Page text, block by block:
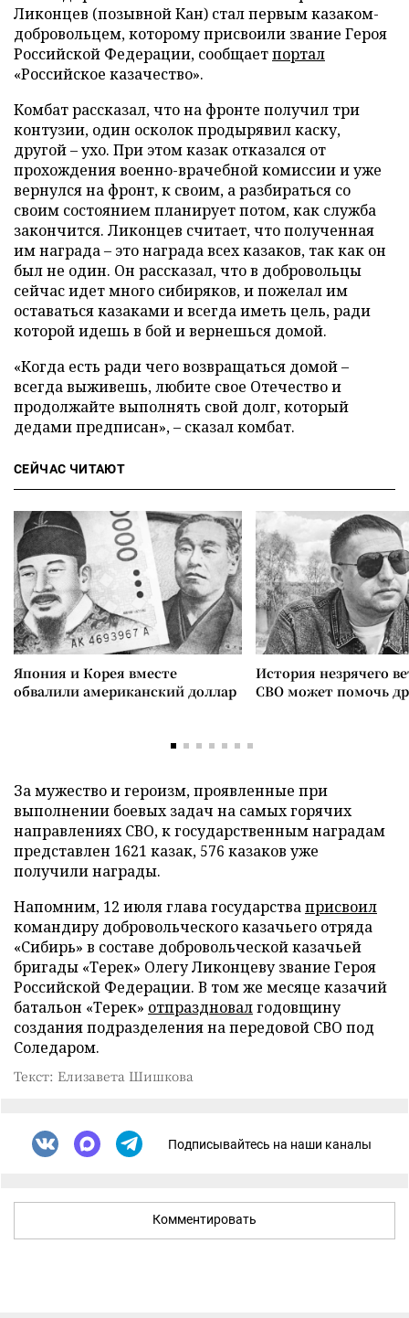
Ликонцев (позывной Кан) стал первым казаком-
добровольцем, которому присвоили звание Героя
Российской Федерации, сообщаетпортал
«Российское казачество».
Комбат рассказал, что на фронте получил три
контузии, один осколок продырявил каску,
другой – ухо. При этом казак отказался от
прохождения военно-врачебной комиссии и уже
вернулся на фронт, к своим, а разбираться со
своим состоянием планирует потом, как служба
закончится. Ликонцев считает, что полученная
им награда – это награда всех казаков, так как он
был не один. Он рассказал, что в добровольцы
сейчас идет много сибиряков, и пожелал им
оставаться казаками и всегда иметь цель, ради
которой идешь в бой и вернешься домой.
«Когда есть ради чего возвращаться домой –
всегда выживешь, любите свое Отечество и
продолжайте выполнять свой долг, который
дедами предписан», – сказал комбат.
СЕЙЧАС ЧИТАЮТ
Япония и Корея вместе
обвалили американский доллар
История незрячего
СВО может помочь
За мужество и героизм, проявленные при
выполнении боевых задач на самых горячих
направлениях СВО, к государственным наградам
представлен 1621 казак, 576 казаков уже
получили награды.
Напомним, 12 июля глава государстваприсвоил
командиру добровольческого казачьего отряда
«Сибирь» в составе добровольческой казачьей
бригады «Терек» Олегу Ликонцеву звание Героя
Российской Федерации. В том же месяце казачий
батальон «Терек» отпраздновалгодовщину
создания подразделения на передовой СВО под
Соледаром.
Текст: Елизавета Шишкова
Подписывайтесь на наши каналы
Комментировать